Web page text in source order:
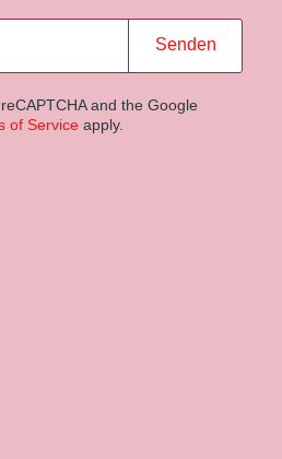
Senden
and the Google
of Service apply.